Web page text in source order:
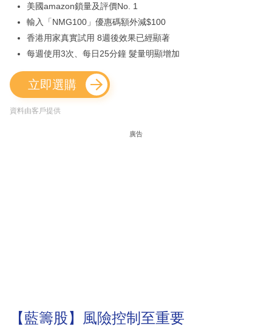
美國amazon鎖量及評價No. 1
輸入「NMG100」優惠碼額外減$100
香港用家真實試用 8週後效果已經顯著
每週使用3次、每日25分鐘 髮量明顯增加
立即選購
資料由客戶提供
廣告
【藍籌股】風險控制至重要